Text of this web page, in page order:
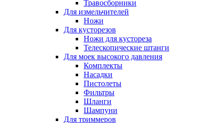
Травосборники
Для измельчителей
Ножи
Для кусторезов
Ножи для кустореза
Телескопические штанги
Для моек высокого давления
Комплекты
Насадки
Пистолеты
Фильтры
Шланги
Шампуни
Для триммеров